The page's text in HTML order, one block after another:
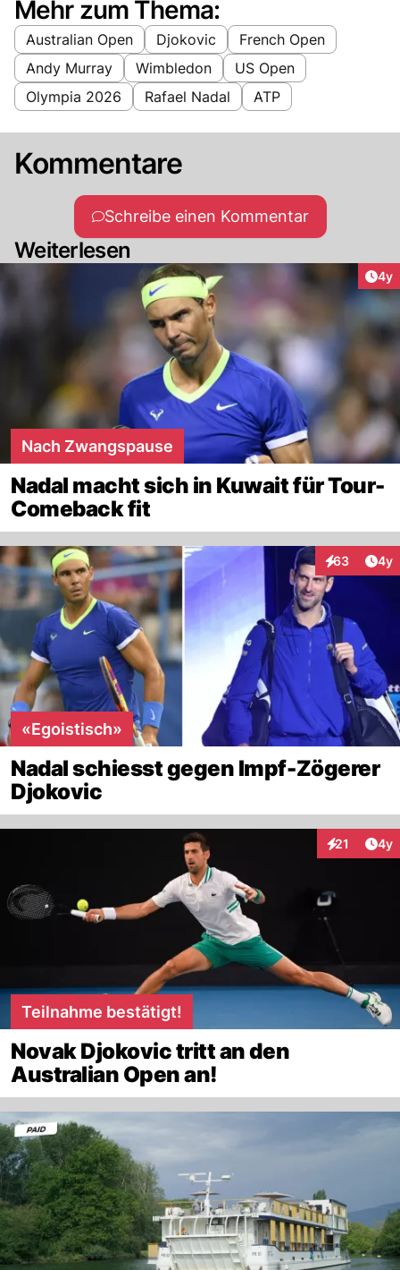
Mehr zum Thema:
Australian Open Djokovic
French Open
Andy Murray
Wimbledon
US Open
Olympia 2026
Rafael Nadal ATP
Kommentare
Schreibe einen Kommentar
Weiterlesen
4y
Nach Zwangspause
Nadal macht sich in Kuwait für Tour-
Comeback fit
63
Interaktionen
4y
«Egoistisch»
Nadal schiesst gegen Impf-Zögerer
Djokovic
21 4y
Teilnahme bestätigt!
Novak Djokovic tritt an den
Australian Open an!